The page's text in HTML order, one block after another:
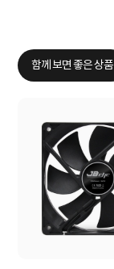
함께 보면 좋은 상품